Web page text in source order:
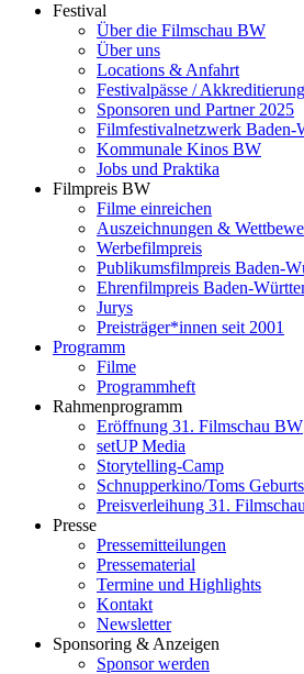
Festival
Über die Filmschau BW
Über uns
Locations & Anfahrt
Festivalpässe /
Sponsoren und Partner 2025
Filmfestivalnetzwerk ­Baden-
Kommunale Kinos BW
Jobs und Praktika
Filmpreis BW
Filme einreichen
Auszeichnungen &
Werbefilmpreis
Publikumsfilmpreis Baden-
Ehrenfilmpreis Baden-
Jurys
Preisträger*innen seit 2001
Programm
Filme
Programmheft
Rahmenprogramm
Eröffnung 31. Filmschau BW
setUP Media
Storytelling-Camp
Schnupperkino/Toms
Preisverleihung 31.
Presse
Pressemitteilungen
Pressematerial
Termine und Highlights
Kontakt
Newsletter
Sponsoring & Anzeigen
Sponsor werden